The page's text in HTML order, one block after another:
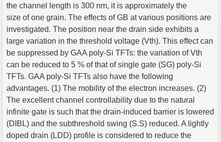
the channel length is 300 nm, it is approximately the
size of one grain. The effects of GB at various positions are
investigated. The position near the drain side exhibits a
large variation in the threshold voltage (Vth). This effect can
be suppressed by GAA poly-Si TFTs: the variation of Vth
can be reduced to 5 % of that of single gate (SG) poly-Si
TFTs. GAA poly-Si TFTs also have the following
advantages. (1) The mobility of the electron increases. (2)
The excellent channel controllability due to the natural
infinite gate is such that the drain-induced barrier is lowered
(DIBL) and the subthreshold swing (S.S) reduced. A lightly
doped drain (LDD) profile is considered to reduce the